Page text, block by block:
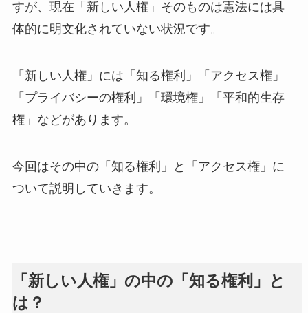
すが、現在「新しい人権」そのものは憲法には具
体的に明文化されていない状況です。
「新しい人権」には「知る権利」「アクセス権」
「プライバシーの権利」「環境権」「平和的生存
権」などがあります。
今回はその中の「知る権利」と「アクセス権」に
ついて説明していきます。
「新しい人権」の中の「知る権利」と
は？